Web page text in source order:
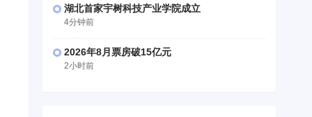
湖北首家宇树科技产业学院成立
4分钟前
2026年8月票房破15亿元
2小时前